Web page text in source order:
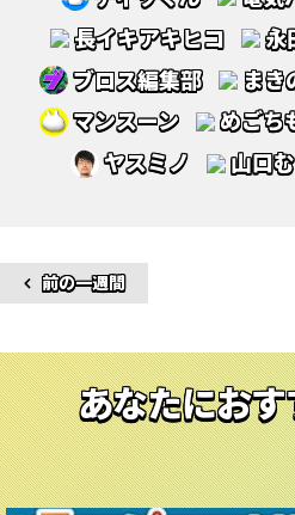
長イキアキヒコ
永
ブロス編集部
まき
マンスーン
めごち
ヤスミノ
山口
前の一週間
あなたにお